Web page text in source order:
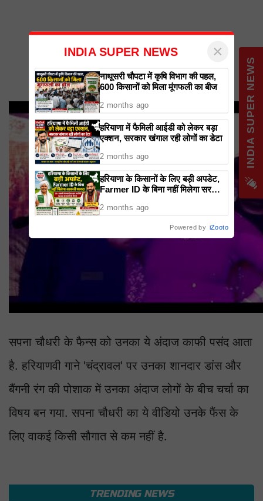
सपना चौधरी के फैन्स को उनका ये अंदाज काफी पसंद आता
है. हरियाणवी गाने 'चंद्रावल' पर उनका शानदार डांस और
बैंगनी रंग की पोशाक में उनका अंदाज लोगों के बीच चर्चा का
विषय बन गया. सपना चौधरी का ये वीडियो उनके फैंस के
लिए वाकई किसी सौगात से कम नहीं है.
TRENDING NEWS
INDIA SUPER NEWS ×
नाथूसरी चौपटा में कृषि विभाग की पहल,
600 किसानों को मिला मूंगफली का बीज
2 months ago
हरियाणा में फैमिली आईडी को लेकर बड़ा
एक्शन, सरकार खंगाल रही लोगों का डेटा
2 months ago
हरियाणा के किसानों के लिए बड़ी अपडेट,
Farmer ID के बिना नहीं मिलेगा सरकारी
2 months ago
Powered by iZooto